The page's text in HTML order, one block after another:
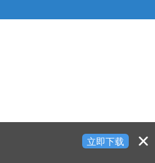
立即下载